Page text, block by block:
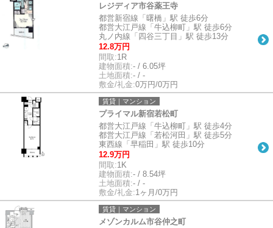
レジディア市谷薬王寺
都営新宿線「曙橋」駅 徒歩6分
都営大江戸線「牛込柳町」駅 徒歩6分
丸ノ内線「四谷三丁目」駅 徒歩13分
12.8万円
間取:1R
建物面積:- / 6.05坪
土地面積:- / -
敷金/礼金:0万円/0万円
賃貸｜マンション
プライマル新宿若松町
都営大江戸線「牛込柳町」駅 徒歩4分
都営大江戸線「若松河田」駅 徒歩5分
東西線「早稲田」駅 徒歩10分
12.9万円
間取:1K
建物面積:- / 8.54坪
土地面積:- / -
敷金/礼金:1ヶ月/0万円
賃貸｜マンション
メゾンカルム市谷仲之町